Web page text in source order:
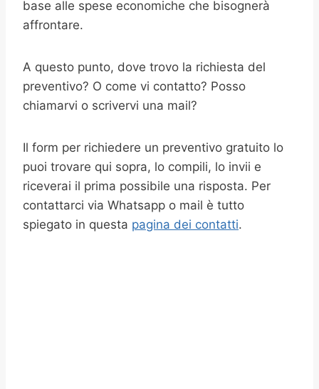
base alle spese economiche che bisognerà
affrontare.
A questo punto, dove trovo la richiesta del
preventivo? O come vi contatto? Posso
chiamarvi o scrivervi una mail?
Il form per richiedere un preventivo gratuito lo
puoi trovare qui sopra, lo compili, lo invii e
riceverai il prima possibile una risposta. Per
contattarci via Whatsapp o mail è tutto
spiegato in questa pagina dei contatti.